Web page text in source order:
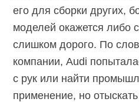
его для сборки других,
моделей окажется либо
слишком дорого. По
компании, Audi
с рук или найти
применение, но